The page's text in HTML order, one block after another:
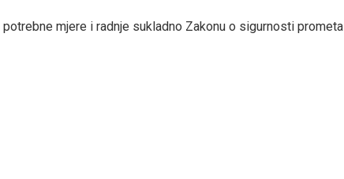
mjere i radnje sukladno Zakonu o sigurnosti prometa